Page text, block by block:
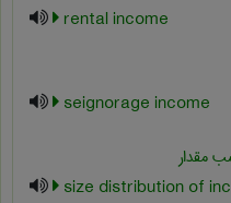
rental income
seignorage income
مقدار
size distribution of